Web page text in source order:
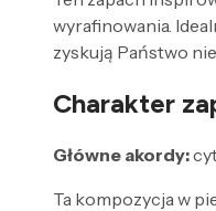
wyrafinowania.
zyskują Państwo
Charakter
Główne akordy:
Ta kompozycja w